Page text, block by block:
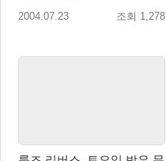
2004.07.23 조회 1,278